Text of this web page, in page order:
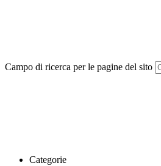
Campo di ricerca per le pagine del sito
Categorie